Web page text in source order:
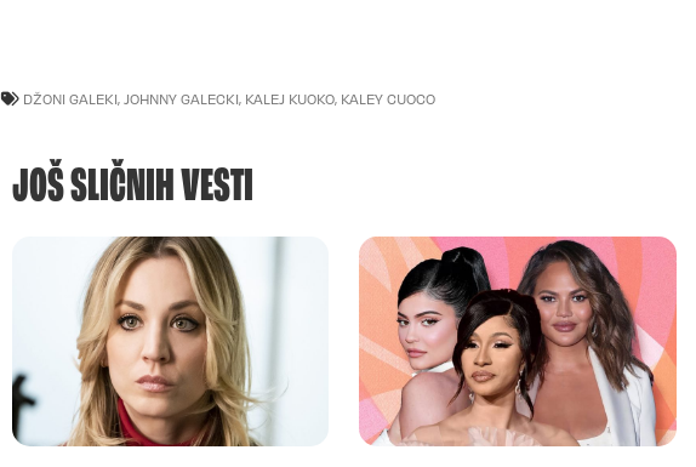
DŽONI GALEKI, JOHNNY GALECKI, KALEJ KUOKO, KALEY CUOCO
JOŠ SLIČNIH VESTI